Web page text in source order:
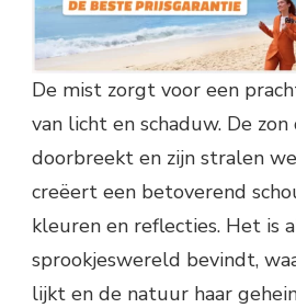
De mist zorgt voor een
van licht en schaduw. De
doorbreekt en zijn stralen
creëert een betoverend
kleuren en reflecties. Het is
sprookjeswereld bevindt,
lijkt en de natuur haar